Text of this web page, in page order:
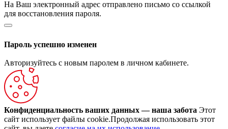
На Ваш электронный адрес отправлено письмо со ссылкой
для восстановления пароля.
Пароль успешно изменен
Авторизуйтесь с новым паролем в личном кабинете.
Конфиденциальность ваших данных — наша забота Этот
сайт использует файлы cookie.Продолжая использовать этот